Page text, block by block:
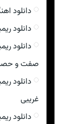
دانلود
دانلود
دانلود
صفت و
دانلود
غریبی
دانلود